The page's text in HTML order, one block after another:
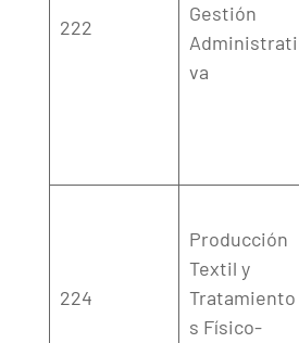
222
Gestión
Administrati
va
224
Producción
Textil y
Tratamiento
s Físico-